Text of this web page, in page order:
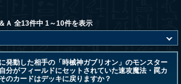
Ａ 全13件中 1～10件を表示
発動した相手の「時械神ガブリオン」のモンスター
分がフィールドにセットされていた速攻魔法・罠カ
のカードはデッキに戻りますか？